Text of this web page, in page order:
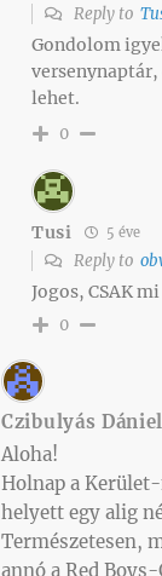
Reply to
Gondolom
lehet.
0
Tusi 5 éve
Reply to
Jogos, CSAK
0
Czibulyás
Aloha!
Holnap a
helyett egy alig
Természetesen,
annó a Red